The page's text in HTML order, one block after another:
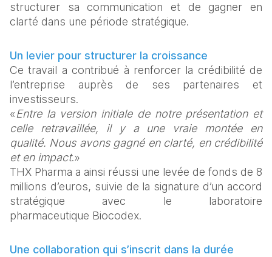
structurer sa communication et de gagner en
clarté dans une période stratégique.
Un levier pour structurer la croissance
Ce travail a contribué à renforcer la crédibilité de
l’entreprise auprès de ses partenaires et
investisseurs.
«Entre la version initiale de notre présentation et
celle retravaillée, il y a une vraie montée en
qualité. Nous avons gagné en clarté, en crédibilité
et en impact.»
THX Pharma a ainsi réussi une levée de fonds de 8
millions d’euros, suivie de la signature d’un accord
stratégique avec le laboratoire
pharmaceutique Biocodex.
Une collaboration qui s’inscrit dans la durée